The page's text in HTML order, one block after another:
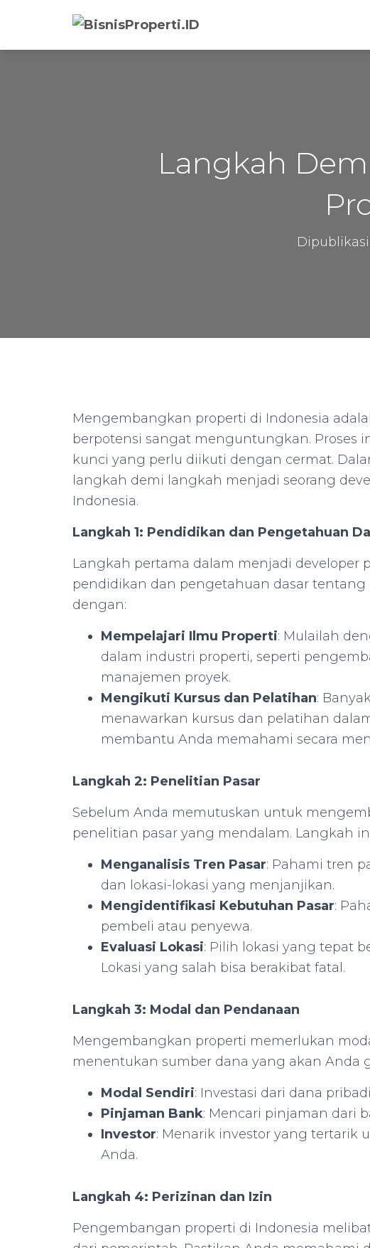
Langkah
Mengembangkan properti di Indonesia
berpotensi sangat menguntungkan. Proses
kunci yang perlu diikuti dengan cermat.
langkah demi langkah menjadi seorang
Indonesia.
Langkah 1: Pendidikan dan Pengetahuan
Langkah pertama dalam menjadi developer
pendidikan dan pengetahuan dasar
dengan:
Mempelajari Ilmu Properti: Mulailah
dalam industri properti, seperti
manajemen proyek.
Mengikuti Kursus dan Pelatihan:
menawarkan kursus dan pelatihan
membantu Anda memahami secara
Langkah 2: Penelitian Pasar
Sebelum Anda memutuskan untuk
penelitian pasar yang mendalam. Langkah
Menganalisis Tren Pasar: Pahami tren
dan lokasi-lokasi yang menjanjikan.
Mengidentifikasi Kebutuhan Pasar:
pembeli atau penyewa.
Evaluasi Lokasi: Pilih lokasi yang tepat
Lokasi yang salah bisa berakibat fatal.
Langkah 3: Modal dan Pendanaan
Mengembangkan properti memerlukan
menentukan sumber dana yang akan Anda
Modal Sendiri: Investasi dari dana
Pinjaman Bank: Mencari pinjaman dari
Investor: Menarik investor yang tertarik
Anda.
Langkah 4: Perizinan dan Izin
Pengembangan properti di Indonesia